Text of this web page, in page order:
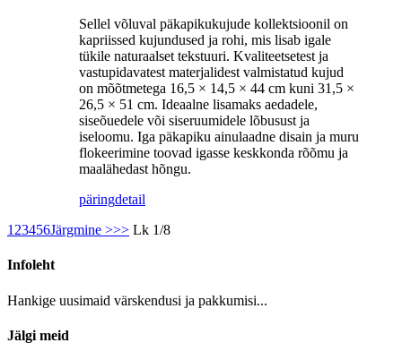
Sellel võluval päkapikukujude kollektsioonil on
kapriissed kujundused ja rohi, mis lisab igale
tükile naturaalset tekstuuri. Kvaliteetsetest ja
vastupidavatest materjalidest valmistatud kujud
on mõõtmetega 16,5 × 14,5 × 44 cm kuni 31,5 ×
26,5 × 51 cm. Ideaalne lisamaks aedadele,
siseõuedele või siseruumidele lõbusust ja
iseloomu. Iga päkapiku ainulaadne disain ja muru
flokeerimine toovad igasse keskkonda rõõmu ja
maalähedast hõngu.
päringdetail
1 23456Järgmine >>> Lk 1/8
Infoleht
Hankige uusimaid värskendusi ja pakkumisi...
Jälgi meid